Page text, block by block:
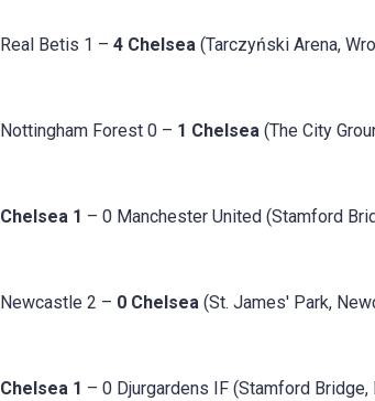
Betis 1 – 4 Chelsea (Tarczyński Arena,
Forest 0 – 1 Chelsea (The City
Chelsea 1 – 0 Manchester United (Stamford
2 – 0 Chelsea (St. James' Park,
Chelsea 1 – 0 Djurgardens IF (Stamford Bridge,